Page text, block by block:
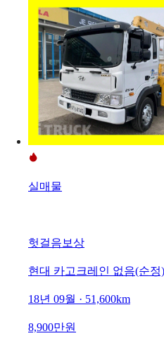
실매물
헛걸음보상
현대 카고크레인 없음(순정
18년 09월 · 51,600km
8,900만원